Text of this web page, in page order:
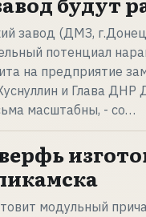
завод (ДМЗ,
потенциал
на предприятие
и Глава ДНР
масштабны, - со…
модульный